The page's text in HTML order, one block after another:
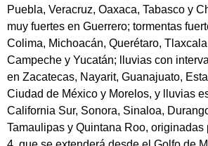
Puebla, Veracruz, Oaxaca, Tabasco y
muy fuertes en Guerrero; tormentas
Colima, Michoacán, Querétaro,
Campeche y Yucatán; lluvias con
en Zacatecas, Nayarit, Guanajuato,
Ciudad de México y Morelos, y lluvias
California Sur, Sonora, Sinaloa,
Tamaulipas y Quintana Roo, originadas